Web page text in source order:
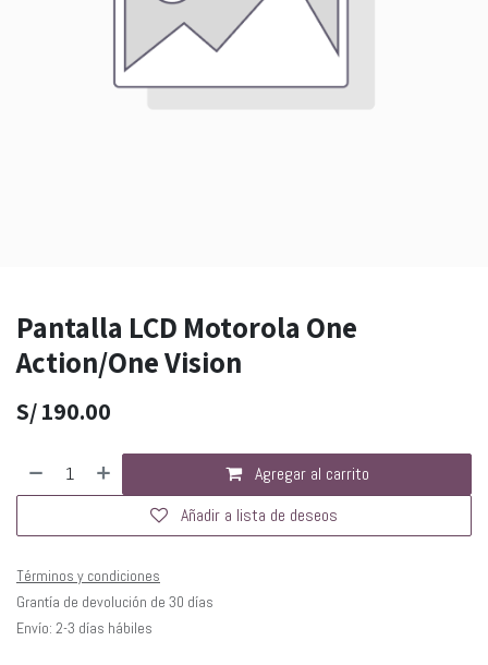
Pantalla LCD Motorola One
Action/One Vision
S/190.00
Agregar al carrito
Añadir a lista de deseos
Términos y condiciones
Grantía de devolución de 30 días
Envío: 2-3 días hábiles